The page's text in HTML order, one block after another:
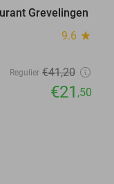
Grevelingen
9.6 star
Regulier €41,20
€21 ,50